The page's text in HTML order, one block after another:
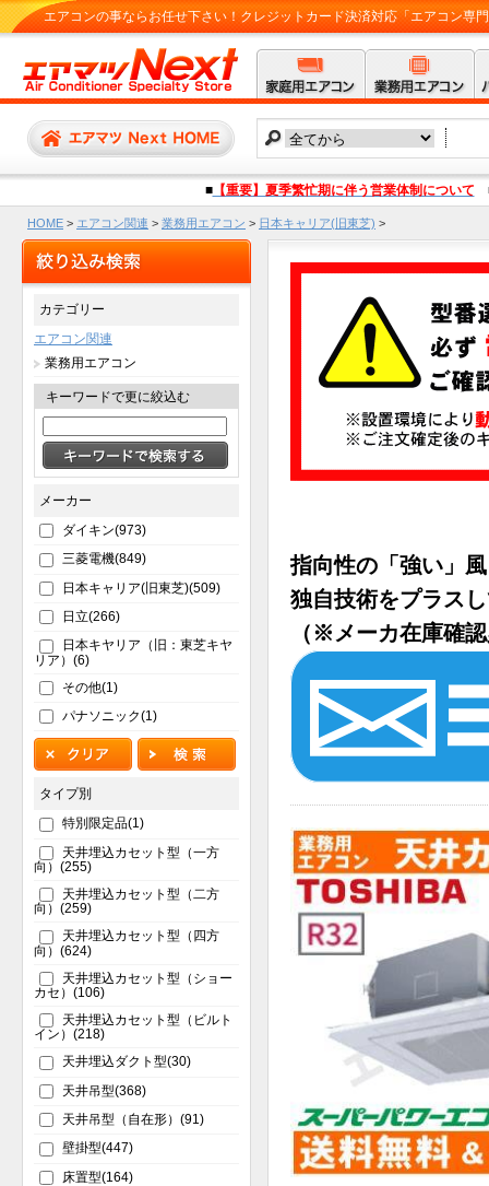
エアコンの事ならお任せ下さい！クレジットカード決済対応「エアコン専
■【重要】夏季繁忙期に伴う営業体制について
HOME > エアコン関連 > 業務用エアコン > 日本キャリア(旧東芝) >
GUSA040131XU(RUSA04033XUの後継機種) 1.5馬力相当 シングル ペア[1対1]《送
指向性の「強い」
独自技術をプラス
（※メーカ在庫確
カテゴリー
エアコン関連
業務用エアコン
キーワードで更に絞込む
メーカー
ダイキン(973)
三菱電機(849)
日本キャリア(旧東芝)(509)
日立(266)
日本キヤリア（旧：東芝キヤ
リア）(6)
その他(1)
パナソニック(1)
タイプ別
特別限定品(1)
天井埋込カセット型（一方
向）(255)
天井埋込カセット型（二方
向）(259)
天井埋込カセット型（四方
向）(624)
天井埋込カセット型（ショー
カセ）(106)
天井埋込カセット型（ビルト
イン）(218)
天井埋込ダクト型(30)
天井吊型(368)
天井吊型（自在形）(91)
壁掛型(447)
床置型(164)